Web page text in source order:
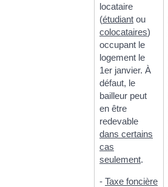
locataire
(étudiant ou
colocataires)
occupant le
logement le
1er janvier. À
défaut, le
bailleur peut
en être
redevable
dans certains
cas
seulement.
- Taxe foncière